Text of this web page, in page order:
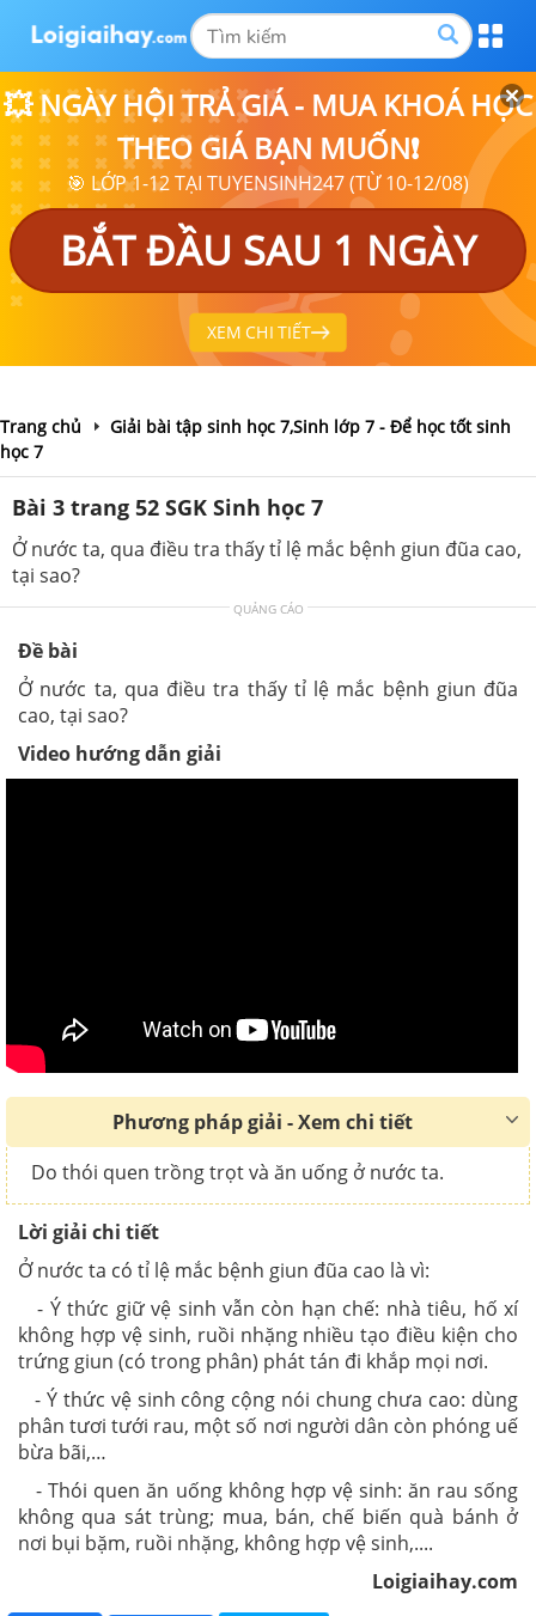
💥 NGÀY HỘI TRẢ GIÁ - MUA KHOÁ HỌC
THEO GIÁ BẠN MUỐN❗
🎯 LỚP 1-12 TẠI TUYENSINH247 (TỪ 10-12/08)
BẮT ĐẦU SAU 1 NGÀY
XEM CHI TIẾT
Trang chủ
Giải bài tập sinh học 7,Sinh lớp 7 - Để học tốt sinh
học 7
Bài 3 trang 52 SGK Sinh học 7
Ở nước ta, qua điều tra thấy tỉ lệ mắc bệnh giun đũa cao,
tại sao?
QUẢNG CÁO
Đề bài
Ở nước ta, qua điều tra thấy tỉ lệ mắc bệnh giun đũa
cao, tại sao?
Video hướng dẫn giải
Phương pháp giải - Xem chi tiết
Do thói quen trồng trọt và ăn uống ở nước ta.
Lời giải chi tiết
Ở nước ta có tỉ lệ mắc bệnh giun đũa cao là vì:
- Ý thức giữ vệ sinh vẫn còn hạn chế: nhà tiêu, hố xí
không hợp vệ sinh, ruồi nhặng nhiều tạo điều kiện cho
trứng giun (có trong phân) phát tán đi khắp mọi nơi.
- Ý thức vệ sinh công cộng nói chung chưa cao: dùng
phân tươi tưới rau, một số nơi người dân còn phóng uế
bừa bãi,…
- Thói quen ăn uống không hợp vệ sinh: ăn rau sống
không qua sát trùng; mua, bán, chế biến quà bánh ở
nơi bụi bặm, ruồi nhặng, không hợp vệ sinh,....
Loigiaihay.com